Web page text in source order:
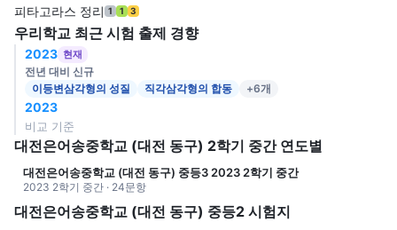
피타고라스 정리 1 1 3
우리학교 최근 시험 출제 경향
2023 현재
전년 대비 신규
이등변삼각형의 성질
직각삼각형의 합동 +6개
2023
비교 기준
대전은어송중학교 (대전 동구) 2학기 중간 연도별
대전은어송중학교 (대전 동구) 중등3 2023 2학기 중간
2023 2학기 중간 · 24문항
대전은어송중학교 (대전 동구) 중등2 시험지